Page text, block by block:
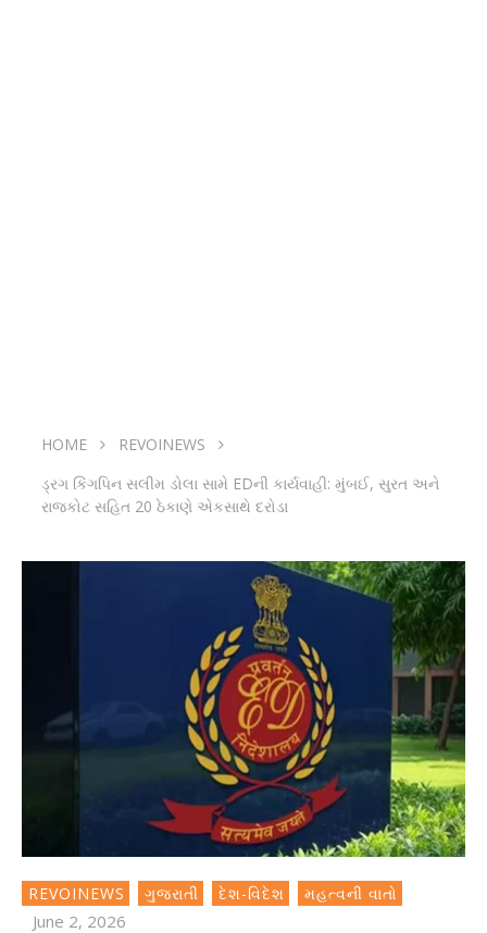
HOME
REVOINEWS
ડ્રગ કિંગપિન સલીમ ડોલા સામે EDની કાર્યવાહી: મુંબઈ, સુરત અને
રાજકોટ સહિત 20 ઠેકાણે એકસાથે દરોડા
REVOINEWS ગુજરાતી દેશ-વિદેશ મહત્વની વાતો
June 2, 2026